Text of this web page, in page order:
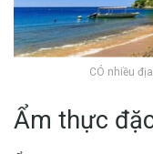
CÓ nhiều
Ẩm thực